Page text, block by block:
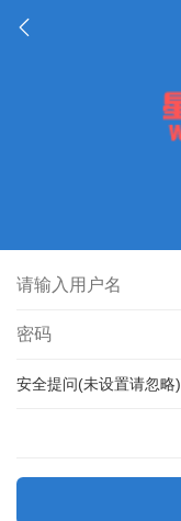
安全提问(未设置请忽略)